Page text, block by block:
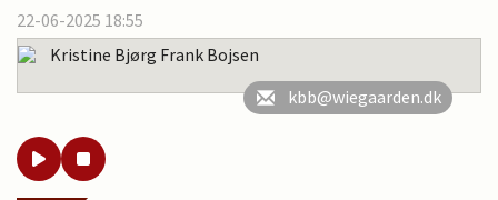
22-06-2025 18:55
Kristine Bjørg Frank Bojsen
kbb@wiegaarden.dk